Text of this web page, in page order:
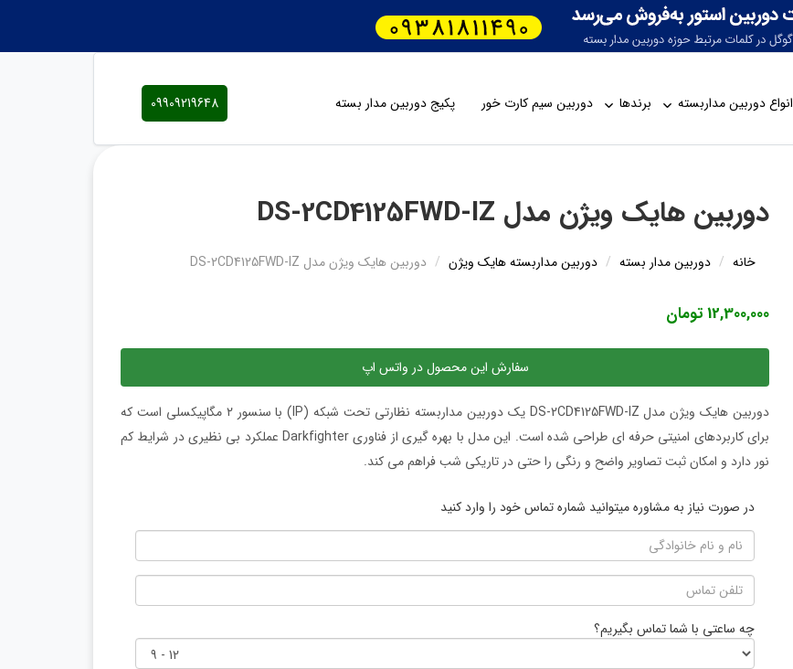
انواع دوربین مداربسته برندها دوربین سیم کارت خور پکیج دوربین مدار بسته 09909219648
دوربین هایک ویژن مدل DS-2CD4125FWD-IZ
خانه دوربین مدار بسته دوربین مداربسته هایک ویژن دوربین هایک ویژن مدل DS-2CD4125FWD-IZ
12,300,000 تومان
سفارش این محصول در واتس اپ
دوربین هایک ویژن مدل DS-2CD4125FWD-IZ یک دوربین مداربسته نظارتی تحت شبکه (IP) با سنسور ۲ مگاپیکسلی است که
برای کاربردهای امنیتی حرفه ای طراحی شده است. این مدل با بهره گیری از فناوری Darkfighter عملکرد بی نظیری در شرایط کم
نور دارد و امکان ثبت تصاویر واضح و رنگی را حتی در تاریکی شب فراهم می کند.
در صورت نیاز به مشاوره میتوانید شماره تماس خود را وارد کنید
چه ساعتی با شما تماس بگیریم؟